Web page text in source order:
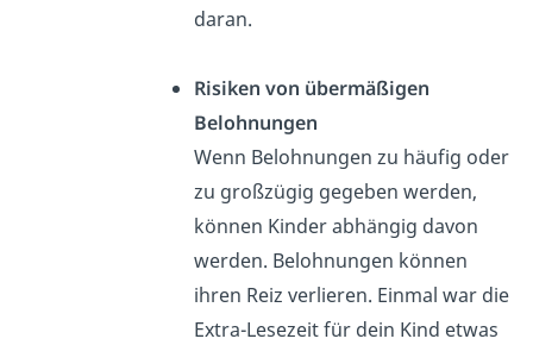
daran.
Risiken von übermäßigen
Belohnungen
Wenn Belohnungen zu häufig oder
zu großzügig gegeben werden,
können Kinder abhängig davon
werden. Belohnungen können
ihren Reiz verlieren. Einmal war die
Extra-Lesezeit für dein Kind etwas